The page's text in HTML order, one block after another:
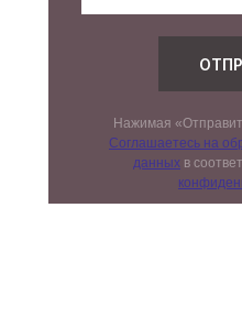
Нажимая
Соглашаетесь на
данных в